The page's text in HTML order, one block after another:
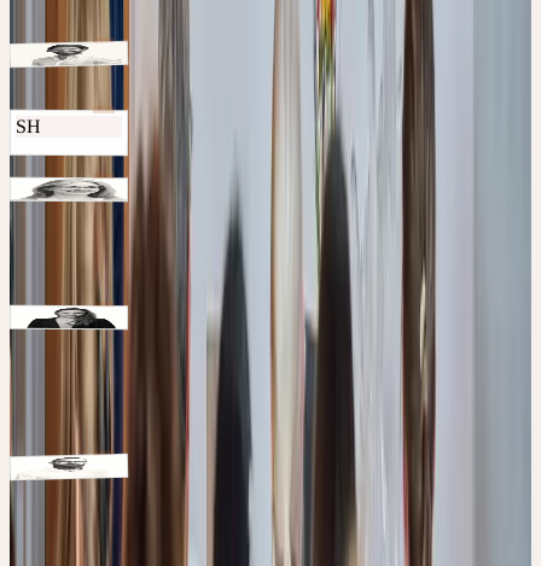
Apotheker, Geschäftsführer Ceres Heilmittel
Christoph
SH
Samuel Hasler
Apothekerin
Ruth Johann
Schwerpunkte: Phytotherapie, Anthroposophie,
Medikationsanalysen
Drogistin
Schwerpunkte: Phytotherapie mit Schwerpunkt auf
anthroposophischer Medizin und Spagyrik, Frauenheilkunde,
Hormonberatungen
Diplom Geograph (Vegetations- und Bodenkunde)
Schwerpunkte: Botanik, Arzneipflanzenanbau und -verarbeitung,
Pflanzenqualität